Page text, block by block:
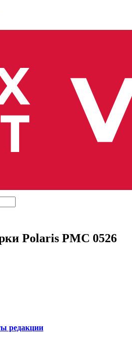
Polaris PMC 0526
редакции